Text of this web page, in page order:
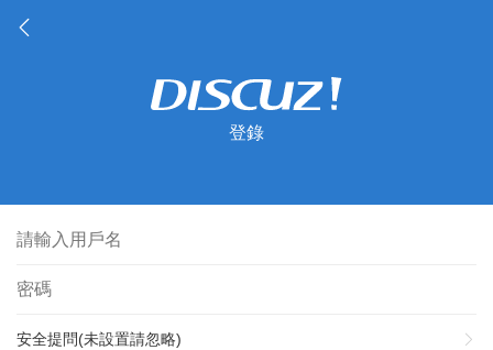
登錄
安全提問(未設置請忽略)